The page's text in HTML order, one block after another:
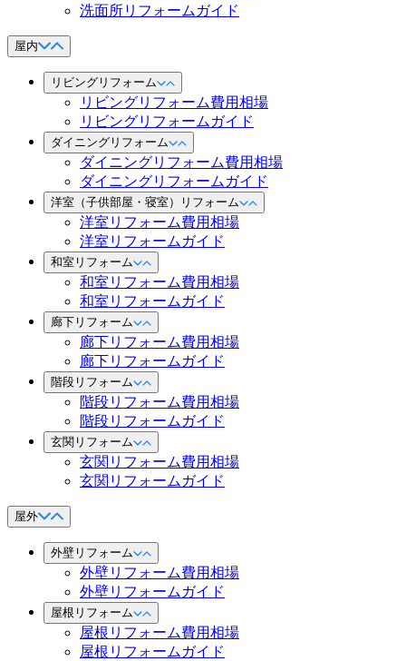
洗面所リフォームガイド
屋内
リビングリフォーム
リビングリフォーム費用相場
リビングリフォームガイド
ダイニングリフォーム
ダイニングリフォーム費用相場
ダイニングリフォームガイド
洋室（子供部屋・寝室）リフォーム
洋室リフォーム費用相場
洋室リフォームガイド
和室リフォーム
和室リフォーム費用相場
和室リフォームガイド
廊下リフォーム
廊下リフォーム費用相場
廊下リフォームガイド
階段リフォーム
階段リフォーム費用相場
階段リフォームガイド
玄関リフォーム
玄関リフォーム費用相場
玄関リフォームガイド
屋外
外壁リフォーム
外壁リフォーム費用相場
外壁リフォームガイド
屋根リフォーム
屋根リフォーム費用相場
屋根リフォームガイド